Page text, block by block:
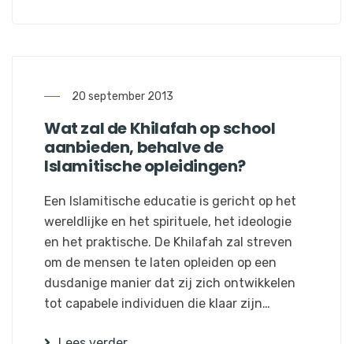
20 september 2013
Wat zal de Khilafah op school
aanbieden, behalve de
Islamitische opleidingen?
Een Islamitische educatie is gericht op het
wereldlijke en het spirituele, het ideologie
en het praktische. De Khilafah zal streven
om de mensen te laten opleiden op een
dusdanige manier dat zij zich ontwikkelen
tot capabele individuen die klaar zijn…